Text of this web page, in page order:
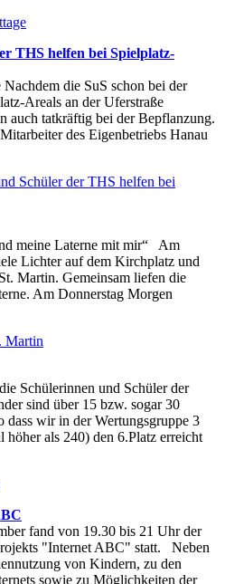
THS helfen bei Spielplatz-
die SuS schon bei der
Areals an der Uferstraße
auch tatkräftig bei der Bepflanzung.
des Eigenbetriebs Hanau
Schüler der THS helfen bei
meine Laterne mit mir“ Am
Lichter auf dem Kirchplatz und
Martin. Gemeinsam liefen die
Am Donnerstag Morgen
Martin
Schülerinnen und Schüler der
sind über 15 bzw. sogar 30
dass wir in der Wertungsgruppe 3
höher als 240) den 6.Platz erreicht
fand von 19.30 bis 21 Uhr der
"Internet ABC" statt. Neben
von Kindern, zu den
sowie zu Möglichkeiten der